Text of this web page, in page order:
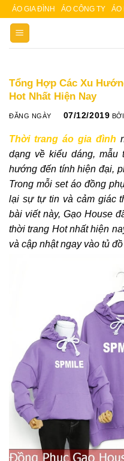
Skip
content
ÁO GIA ĐÌNH ÁO CÔNG TY ÁO
Tổng Hợp Các Xu
Hot Nhất Hiện Nay
ĐĂNG NGÀY 07/12/2019 BỞI
Thời trang áo gia đình
dạng về kiểu dáng,
hướng đến tính hiện đại,
Trong mỗi set áo đồng
lại sự tự tin và cảm giác
bài viết này, Gạo House
thời trang Hot nhất hiện
và cập nhật ngay vào tủ